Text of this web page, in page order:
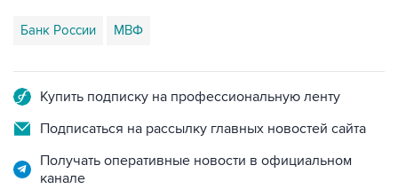
Банк России МВФ
Купить подписку на профессиональную ленту
Подписаться на рассылку главных новостей сайта
Получать оперативные новости в официальном
канале